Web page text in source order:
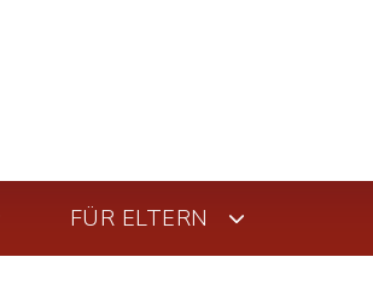
FÜR ELTERN